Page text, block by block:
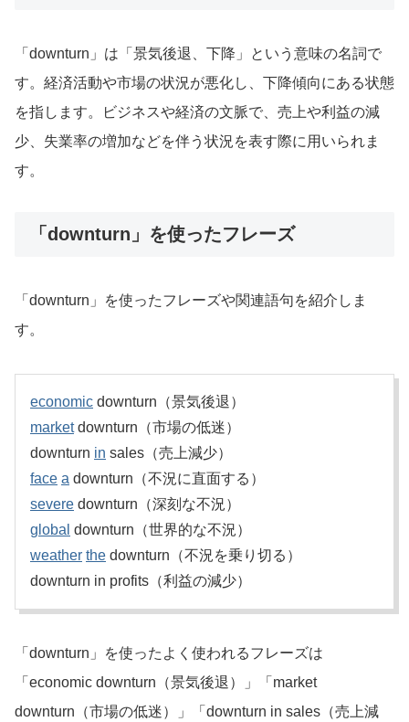
「downturn」は「景気後退、下降」という意味の名詞で
す。経済活動や市場の状況が悪化し、下降傾向にある状態
を指します。ビジネスや経済の文脈で、売上や利益の減
少、失業率の増加などを伴う状況を表す際に用いられま
す。
「downturn」を使ったフレーズ
「downturn」を使ったフレーズや関連語句を紹介しま
す。
economic downturn（景気後退）
marketdownturn（市場の低迷）
downturn in sales（売上減少）
face a downturn（不況に直面する）
severe downturn（深刻な不況）
global downturn（世界的な不況）
weather the downturn（不況を乗り切る）
downturn in profits（利益の減少）
「downturn」を使ったよく使われるフレーズは
「economic downturn（景気後退）」「market
downturn（市場の低迷）」「downturn in sales（売上減